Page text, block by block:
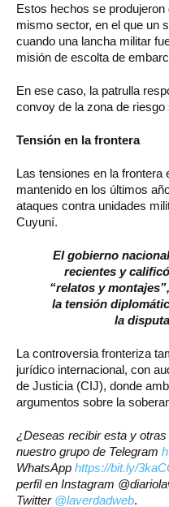
Estos hechos se
mismo sector, en el que un
cuando una lancha militar
misión de escolta de
En ese caso, la patrulla
convoy de la zona de
Tensión en la frontera
Las tensiones en la frontera
mantenido en los últimos
ataques contra unidades
Cuyuní.
El gobierno
recientes y
“relatos y
la tensión
la
La controversia fronteriza
jurídico internacional, con
de Justicia (CIJ), donde
argumentos sobre la
¿Deseas recibir esta y
nuestro grupo de Telegram
WhatsApp https://bit.ly/
perfil en Instagram
Twitter @laverdadweb.